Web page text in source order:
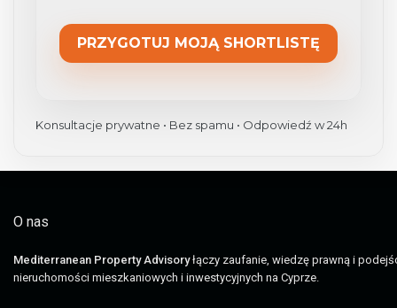
Konsultacje prywatne • Bez spamu • Odpowiedź w 24h
O nas
Mediterranean Property Advisoryłączy zaufanie, wiedzę prawną i
nieruchomości mieszkaniowych i inwestycyjnych na Cyprze.